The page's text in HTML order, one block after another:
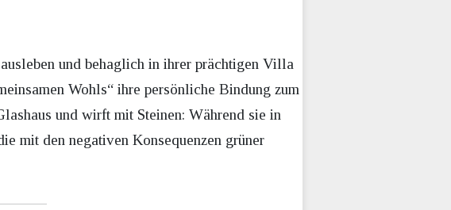
und behaglich in ihrer prächtigen Villa
Wohls“ ihre persönliche Bindung zum
und wirft mit Steinen: Während sie in
mit den negativen Konsequenzen grüner